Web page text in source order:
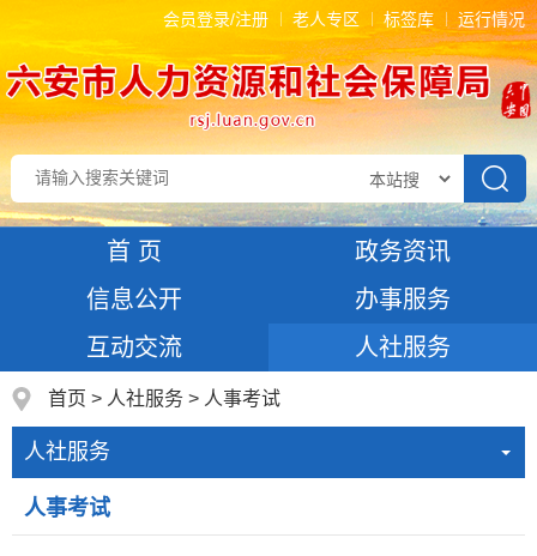
会员登录/注册 老人专区 标签库 运行情况
首 页
政务资讯
信息公开
办事服务
互动交流
人社服务
首页 > 人社服务 > 人事考试
人社服务
人事考试